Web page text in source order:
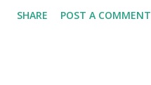
SHARE POST A COMMENT